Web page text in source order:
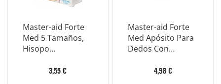
Master-aid Forte
Med 5 Tamaños,
Hisopo
3,55 €
Master-aid Forte
Med Apósito Para
Dedos Con
150x20 10 Piezas
4,98 €